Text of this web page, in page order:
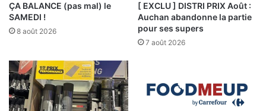
ÇA BALANCE (pas mal) le
SAMEDI !
8 août 2026
[ EXCLU ] DISTRI PRIX Août :
Auchan abandonne la partie
pour ses supers
7 août 2026